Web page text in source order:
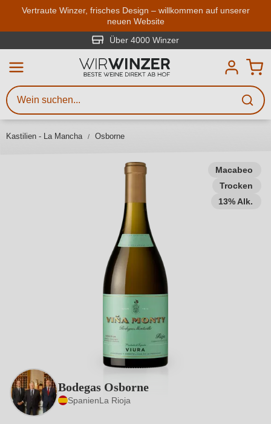
Zum Hauptinhalt springen
Vertraute Winzer, frisches Design – willkommen auf unserer
neuen Website
Über 4000 Winzer
Kastilien - La Mancha Osborne
Macabeo
Trocken
13% Alk.
Bodegas Osborne
SpanienLa Rioja
Weinsuche
Mindestens 3 Zeichen eingeben
Beschreiben Sie, welchen Wein
Sie suchen – ob nach Geschmack,